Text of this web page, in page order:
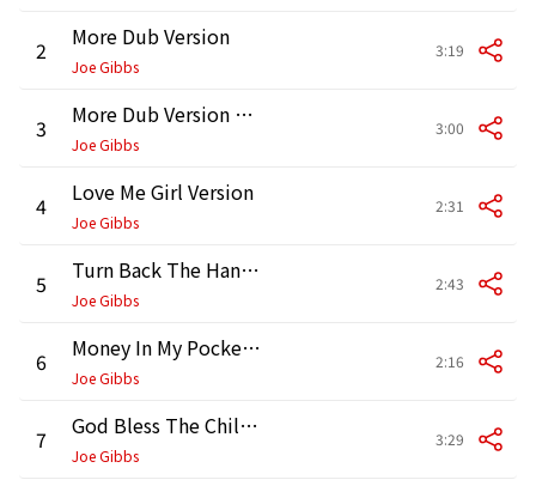
2 More Dub Version
Joe Gibbs
3:19
3 More Dub Version Two
Joe Gibbs
3:00
4 Love Me Girl Version
Joe Gibbs
2:31
5 Turn Back The Hands Of Time Version
Joe Gibbs
2:43
6 Money In My Pocket Version
Joe Gibbs
2:16
7 God Bless The Children Version
Joe Gibbs
3:29